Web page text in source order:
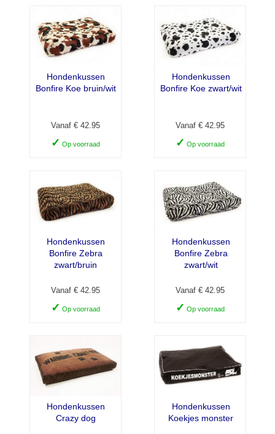
Hondenkussen
Bonfire Koe bruin/wit
Vanaf € 42.95
✓ Op voorraad
Hondenkussen
Bonfire Koe zwart/wit
Vanaf € 42.95
✓ Op voorraad
Hondenkussen
Bonfire Zebra
zwart/bruin
Vanaf € 42.95
✓ Op voorraad
Hondenkussen
Bonfire Zebra
zwart/wit
Vanaf € 42.95
✓ Op voorraad
Hondenkussen
Crazy dog
Hondenkussen
Koekjes monster